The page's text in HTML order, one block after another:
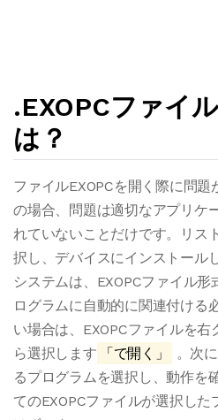
.EXOPCファイ
は？
ファイルEXOPCを開く際に問
の場合、問題は適切なアプリケ
れていないことだけです。リス
択し、デバイスにインストール
システムは、EXOPCファイル
ログラムに自動的に関連付ける
い場合は、EXOPCファイルを
ら選択します
「で開く」
。次
るプログラムを選択し、動作を
てのEXOPCファイルが選択した